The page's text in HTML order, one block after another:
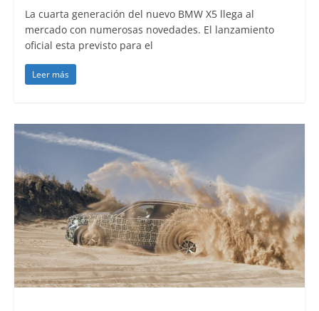
La cuarta generación del nuevo BMW X5 llega al
mercado con numerosas novedades. El lanzamiento
oficial esta previsto para el
Leer más